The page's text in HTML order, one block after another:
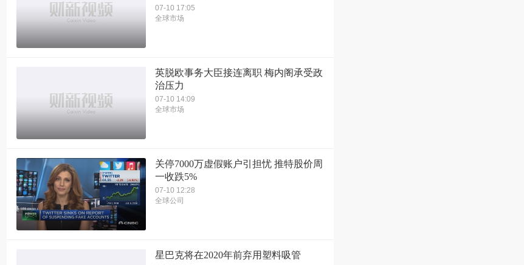
07-10 17:05
全球市场
英脱欧事务大臣接连离职 梅内阁承受政
治压力
07-10 14:09
全球市场
关停7000万虚假账户引担忧 推特股价周
一收跌5%
07-10 12:28
全球公司
星巴克将在2020年前弃用塑料吸管